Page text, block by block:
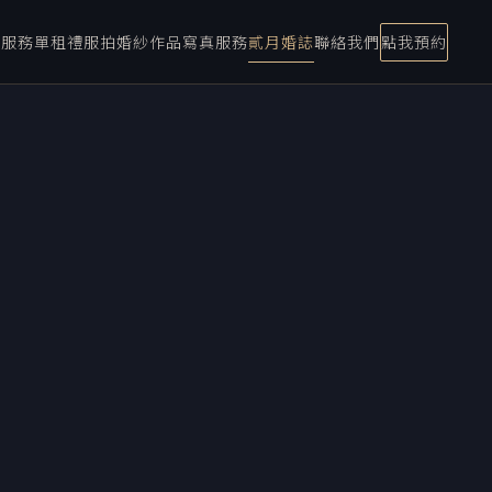
務單租禮服拍婚紗作品寫真服務貳月婚誌聯絡我們 點我預約